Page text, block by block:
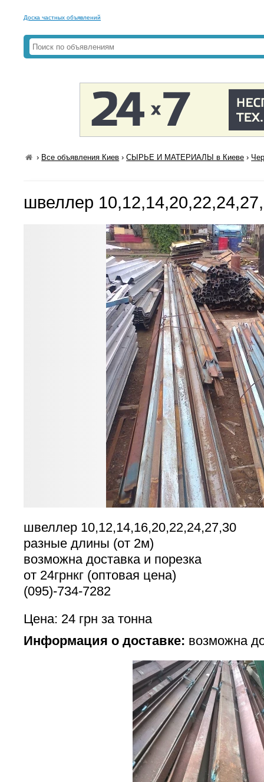
Доска частных объявлений
› Все объявления Киев ›СЫРЬЕ И МАТЕРИАЛЫ в Киеве ›
швеллер
швеллер 10,12,14,16,20,22,24,27,30
разные длины (от 2м)
возможна доставка и порезка
от 24грнкг (оптовая цена)
(095)-734-7282
Цена: 24 грн за тонна
Информация о доставке: возможна